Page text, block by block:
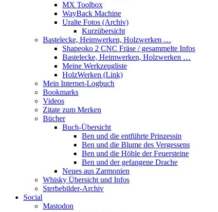
MX Toolbox
WayBack Machine
Uralte Fotos (Archiv)
Kurzübersicht
Bastelecke, Heimwerken, Holzwerken …
Shapeoko 2 CNC Fräse / gesammelte Infos
Bastelecke, Heimwerken, Holzwerken …
Meine Werkzeugliste
HolzWerken (Link)
Mein Internet-Logbuch
Bookmarks
Videos
Zitate zum Merken
Bücher
Buch-Übersicht
Ben und die entführte Prinzessin
Ben und die Blume des Vergessens
Ben und die Höhle der Feuersteine
Ben und der gefangene Drache
Neues aus Zarmonien
Whisky Übersicht und Infos
Sterbebilder-Archiv
Social
Mastodon